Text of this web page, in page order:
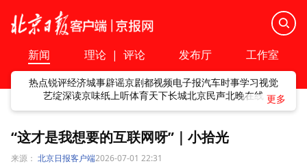
新闻 理论 | 评论 发布厅 工作室
热点锐评经济城事辟谣京剧都视频电子报汽车时事学习视觉
艺绽深读京味纸上听体育天下长城北京民声北晚在线
“这才是我想要的互联网呀”｜小拾光
来源： 北京日报客户端2026-07-01 22:31